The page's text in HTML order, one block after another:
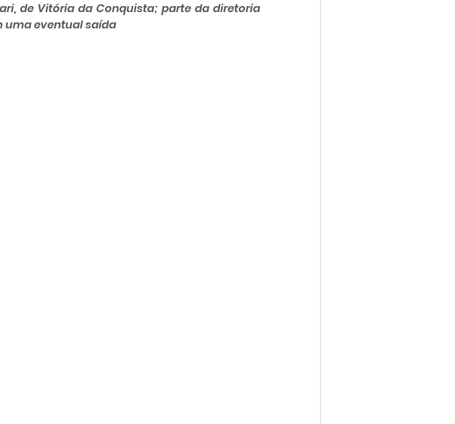
de Vitória da Conquista; parte da diretoria
uma eventual saída